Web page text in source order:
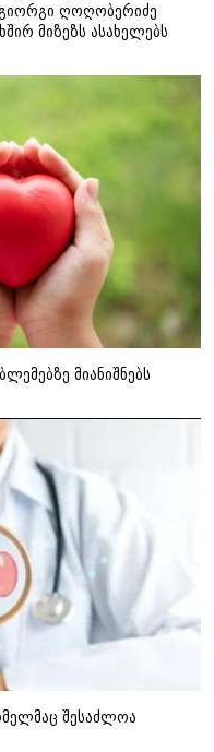
ღოღობერიძე
მიზეზს ასახელებს
მიანიშნებს
შესაძლოა